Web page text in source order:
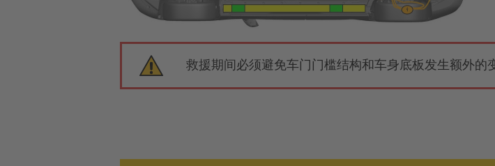
救援期间必须避免车门门槛结构和车身底板发生额外的